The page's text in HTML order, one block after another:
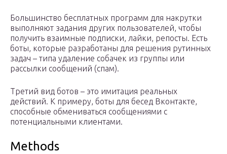
Большинство бесплатных программ для накрутки
выполняют задания других пользователей, чтобы
получить взаимные подписки, лайки, репосты. Есть
боты, которые разработаны для решения рутинных
задач – типа удаление собачек из группы или
рассылки сообщений (спам).
Третий вид ботов – это имитация реальных
действий. К примеру, боты для бесед Вконтакте,
способные обмениваться сообщениями с
потенциальными клиентами.
Methods